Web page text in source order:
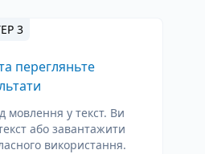
3
перегляньте
мовлення у текст. Ви
або завантажити
використання.